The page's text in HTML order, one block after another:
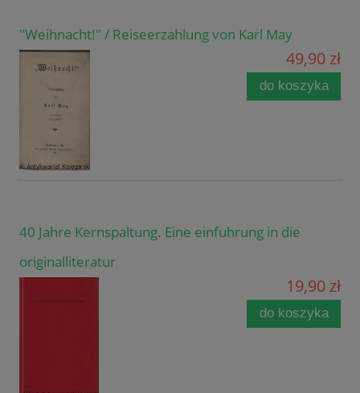
"Weihnacht!" / Reiseerzahlung von Karl May
49,90 zł
do koszyka
40 Jahre Kernspaltung. Eine einfuhrung in die
originalliteratur
19,90 zł
do koszyka